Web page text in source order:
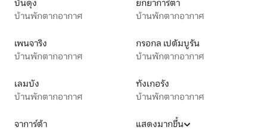
บันดุง
บ้านพักตากอากาศ
ยกยาการ์ตา
บ้านพักตากอากาศ
เพนจาริง
บ้านพักตากอากาศ
กรอกล เปตัมบูรัน
บ้านพักตากอากาศ
เลมบัง
บ้านพักตากอากาศ
ทังเกอรัง
บ้านพักตากอากาศ
จาการ์ต้า
แสดงมากขึ้น